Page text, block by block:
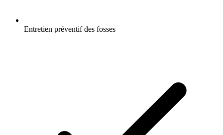
Entretien préventif des fosses